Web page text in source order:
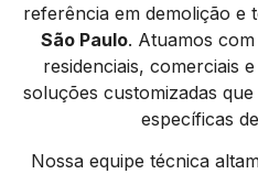
referência em demolição e
São Paulo. Atuamos
residenciais, comerciais
soluções customizadas
específicas
Nossa equipe técnica